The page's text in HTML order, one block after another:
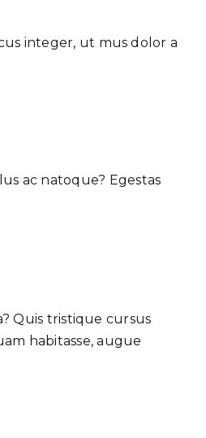
integer, ut mus dolor a
ac natoque? Egestas
Quis tristique cursus
habitasse, augue